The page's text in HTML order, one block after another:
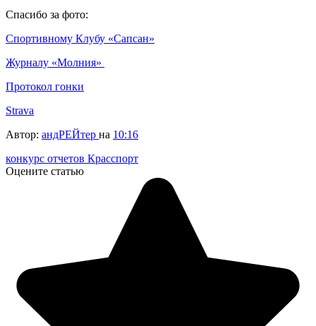
Спасибо за фото:
Спортивному Клубу «Сапсан»
Журналу «Молния»
Протокол гонки
Strava
Автор: андРЕЙтер на 10:16
конкурс отчетов Красспорт
Оцените статью